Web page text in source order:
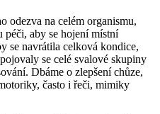
odezva na celém organismu,
aby se hojení místní
se navrátila celková kondice,
se celé svalové skupiny
Dbáme o zlepšení chůze,
často i řeči, mimiky